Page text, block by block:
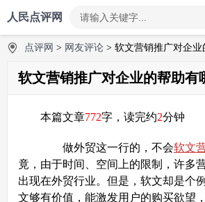
人民点评网
点评网 > 网友评论 > 软文营销推广对企业
软文营销推广对企业的帮助有
本篇文章772字，读完约2分钟
做外贸这一行的，不会软文
竟，由于时间、空间上的限制，许多
出现在外贸行业。但是，软文却是个
文够有价值，能激发用户的购买欲望